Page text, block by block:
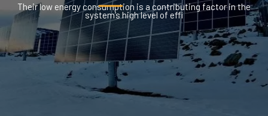
Their low energy consumption is a contributing factor in the
system’s high level of effi